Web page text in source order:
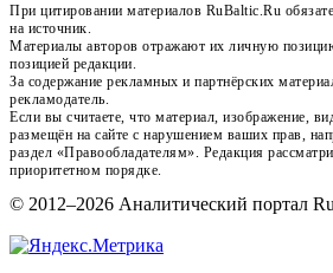
При цитировании материалов RuBaltic.Ru
на источник.
Материалы авторов отражают их личную
позицией редакции.
За содержание рекламных и партнёрских
рекламодатель.
Если вы считаете, что материал, изображение,
размещён на сайте с нарушением ваших прав,
раздел «Правообладателям». Редакция
приоритетном порядке.
© 2012–2026 Аналитический портал